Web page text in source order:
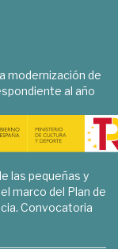
modernización de
al año
las pequeñas y
marco del Plan de
Convocatoria